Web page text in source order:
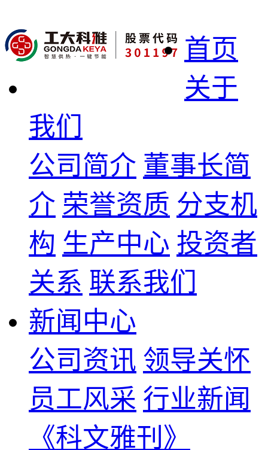
首页
关于
我们
公司简介 董事长简
介 荣誉资质 分支机
构 生产中心 投资者
关系 联系我们
新闻中心
公司资讯 领导关怀
员工风采 行业新闻
《科文雅刊》